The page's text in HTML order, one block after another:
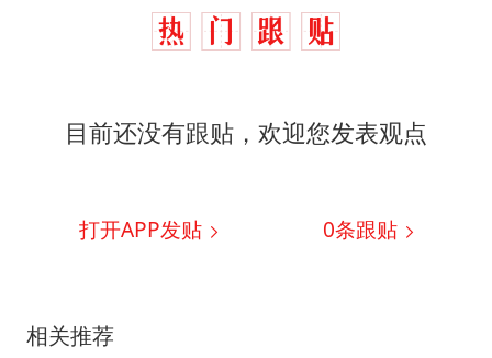
目前还没有跟贴，欢迎您发表观点
打开APP发贴 0条跟贴
相关推荐